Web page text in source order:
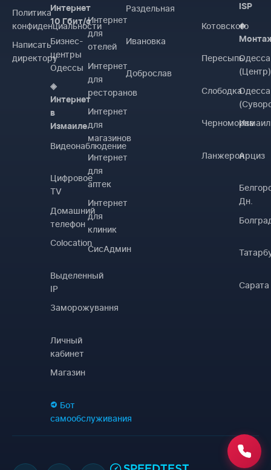
Политика
конфиденциальности
Написать
директору
Интернет
10 Гбит/с
Бизнес-
центры
Одессы
◈
Интернет
в
Измаиле
Видеонаблюдение
Цифровое
TV
Домашний
телефон
Colocation
Выделенный
IP
Заморожування
Личный
кабинет
Магазин
Бот
самообслуживания
Интернет
для
отелей
Интернет
для
ресторанов
Интернет
для
магазинов
Интернет
для
аптек
Интернет
для
клиник
СисАдмин
Раздельная
Ивановка
Доброслав
Котовского
Пересыпь
Слободка
Черноморка
Ланжерон
ISP
◈
Одесса
(Центр)
Одесса
Измаил
Арциз
Дн.
Сарата